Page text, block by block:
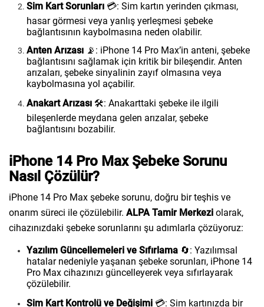
Sim Kart Sorunları 💳: Sim kartın yerinden çıkması,
hasar görmesi veya yanlış yerleşmesi şebeke
bağlantısının kaybolmasına neden olabilir.
Anten Arızası 📡: iPhone 14 Pro Max’in anteni, şebeke
bağlantısını sağlamak için kritik bir bileşendir. Anten
arızaları, şebeke sinyalinin zayıf olmasına veya
kaybolmasına yol açabilir.
Anakart Arızası 🛠️: Anakarttaki şebeke ile ilgili
bileşenlerde meydana gelen arızalar, şebeke
bağlantısını bozabilir.
iPhone 14 Pro Max Şebeke Sorunu
Nasıl Çözülür?
iPhone 14 Pro Max şebeke sorunu, doğru bir teşhis ve
onarım süreci ile çözülebilir. ALPA Tamir Merkezi olarak,
cihazınızdaki şebeke sorunlarını şu adımlarla çözüyoruz:
Yazılım Güncellemeleri ve Sıfırlama 🔄: Yazılımsal
hatalar nedeniyle yaşanan şebeke sorunları, iPhone 14
Pro Max cihazınızı güncelleyerek veya sıfırlayarak
çözülebilir.
Sim Kart Kontrolü ve Değişimi 💳: Sim kartınızda bir